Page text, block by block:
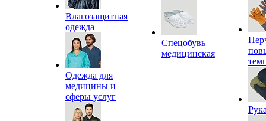
Влагозащитная
одежда
Одежда для
медицины и
сферы услуг
Спецобувь
медицинская